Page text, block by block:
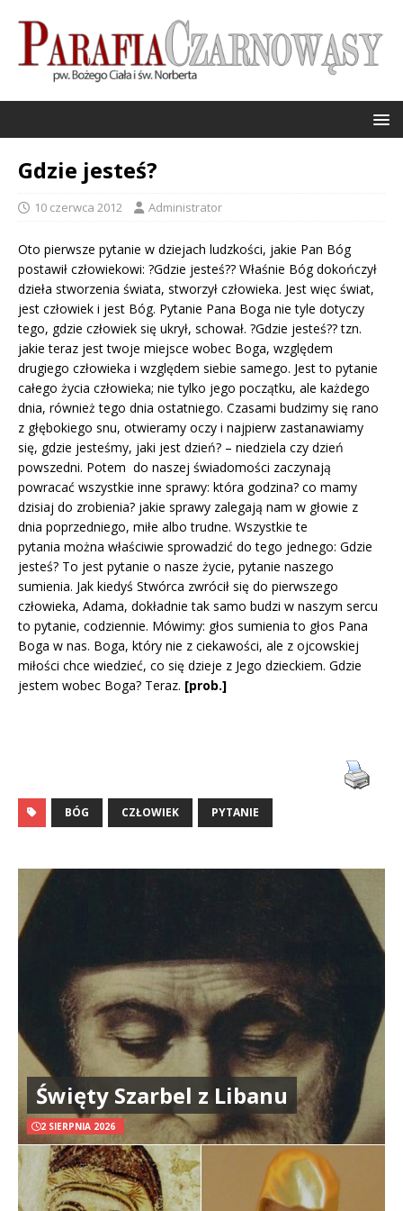
Gdzie jesteś?
10 czerwca 2012 Administrator
Oto pierwsze pytanie w dziejach ludzkości, jakie Pan Bóg
postawił człowiekowi: ?Gdzie jesteś?? Właśnie Bóg dokończył
dzieła stworzenia świata, stworzył człowieka. Jest więc świat,
jest człowiek i jest Bóg. Pytanie Pana Boga nie tyle dotyczy
tego, gdzie człowiek się ukrył, schował. ?Gdzie jesteś?? tzn.
jakie teraz jest twoje miejsce wobec Boga, względem
drugiego człowieka i względem siebie samego. Jest to pytanie
całego życia człowieka; nie tylko jego początku, ale każdego
dnia, również tego dnia ostatniego. Czasami budzimy się rano
z głębokiego snu, otwieramy oczy i najpierw zastanawiamy
się, gdzie jesteśmy, jaki jest dzień? – niedziela czy dzień
powszedni. Potem do naszej świadomości zaczynają
powracać wszystkie inne sprawy: która godzina? co mamy
dzisiaj do zrobienia? jakie sprawy zalegają nam w głowie z
dnia poprzedniego, miłe albo trudne. Wszystkie te
pytania można właściwie sprowadzić do tego jednego: Gdzie
jesteś? To jest pytanie o nasze życie, pytanie naszego
sumienia. Jak kiedyś Stwórca zwrócił się do pierwszego
człowieka, Adama, dokładnie tak samo budzi w naszym sercu
to pytanie, codziennie. Mówimy: głos sumienia to głos Pana
Boga w nas. Boga, który nie z ciekawości, ale z ojcowskiej
miłości chce wiedzieć, co się dzieje z Jego dzieckiem. Gdzie
jestem wobec Boga? Teraz. [prob.]
BÓG CZŁOWIEK PYTANIE
Święty Szarbel z Libanu
2 SIERPNIA 2026